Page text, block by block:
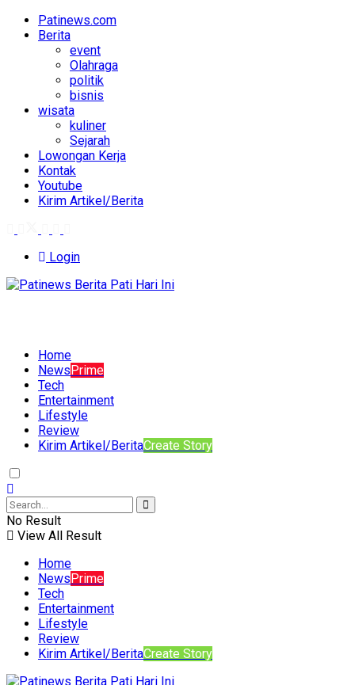
Patinews.com
Berita
event
Olahraga
politik
bisnis
wisata
kuliner
Sejarah
Lowongan Kerja
Kontak
Youtube
Kirim Artikel/Berita
Login
Home
NewsPrime
Tech
Entertainment
Lifestyle
Review
Kirim Artikel/BeritaCreate Story
No Result
View All Result
Home
NewsPrime
Tech
Entertainment
Lifestyle
Review
Kirim Artikel/BeritaCreate Story